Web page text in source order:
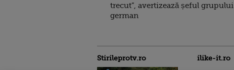
trecut”, avertizează șeful grupului
german
Stirileprotv.ro ilike-it.ro